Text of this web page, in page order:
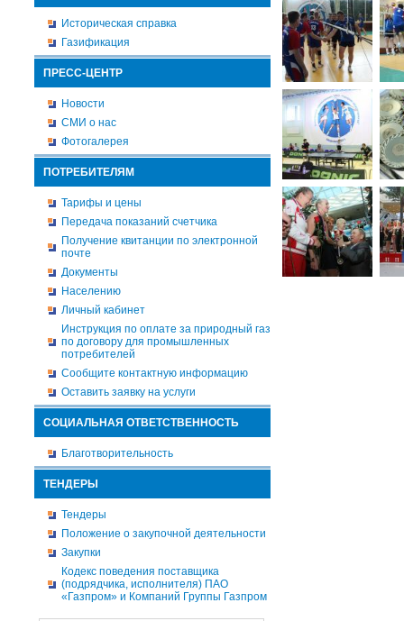
Историческая справка
Газификация
ПРЕСС-ЦЕНТР
Новости
СМИ о нас
Фотогалерея
ПОТРЕБИТЕЛЯМ
Тарифы и цены
Передача показаний счетчика
Получение квитанции по электронной
почте
Документы
Населению
Личный кабинет
Инструкция по оплате за природный газ
по договору для промышленных
потребителей
Сообщите контактную информацию
Оставить заявку на услуги
СОЦИАЛЬНАЯ ОТВЕТСТВЕННОСТЬ
Благотворительность
ТЕНДЕРЫ
Тендеры
Положение о закупочной деятельности
Закупки
Кодекс поведения поставщика
(подрядчика, исполнителя) ПАО
«Газпром» и Компаний Группы Газпром